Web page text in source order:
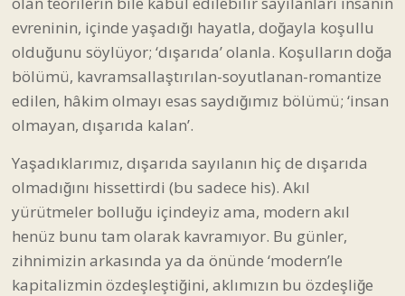
evreninin, içinde yaşadığı hayatla, doğayla koşullu
olduğunu söylüyor; ‘dışarıda’ olanla. Koşulların doğa
bölümü, kavramsallaştırılan-soyutlanan-romantize
edilen, hâkim olmayı esas saydığımız bölümü; ‘insan
olmayan, dışarıda kalan’.
Yaşadıklarımız, dışarıda sayılanın hiç de dışarıda
olmadığını hissettirdi (bu sadece his). Akıl
yürütmeler bolluğu içindeyiz ama, modern akıl
henüz bunu tam olarak kavramıyor. Bu günler,
zihnimizin arkasında ya da önünde ‘modern’le
kapitalizmin özdeşleştiğini, aklımızın bu özdeşliğe